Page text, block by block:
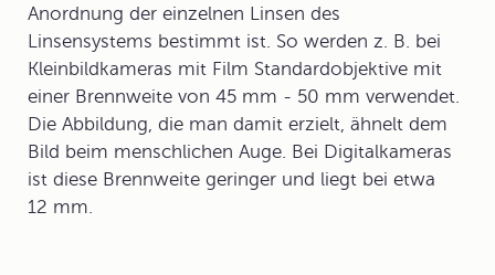
Anordnung der einzelnen Linsen des
Linsensystems bestimmt ist. So werden z. B. bei
Kleinbildkameras mit Film Standardobjektive mit
einer Brennweite von 45 mm - 50 mm verwendet.
Die Abbildung, die man damit erzielt, ähnelt dem
Bild beim menschlichen Auge. Bei Digitalkameras
ist diese Brennweite geringer und liegt bei etwa
12 mm.